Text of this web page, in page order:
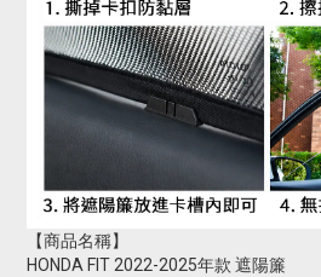
【商品名稱】
HONDA FIT 2022-2025年款 遮陽簾